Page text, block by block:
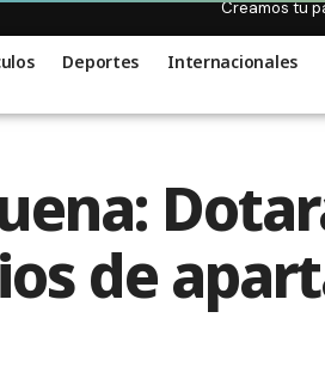
Creamos tu
Deportes Internacionales
de